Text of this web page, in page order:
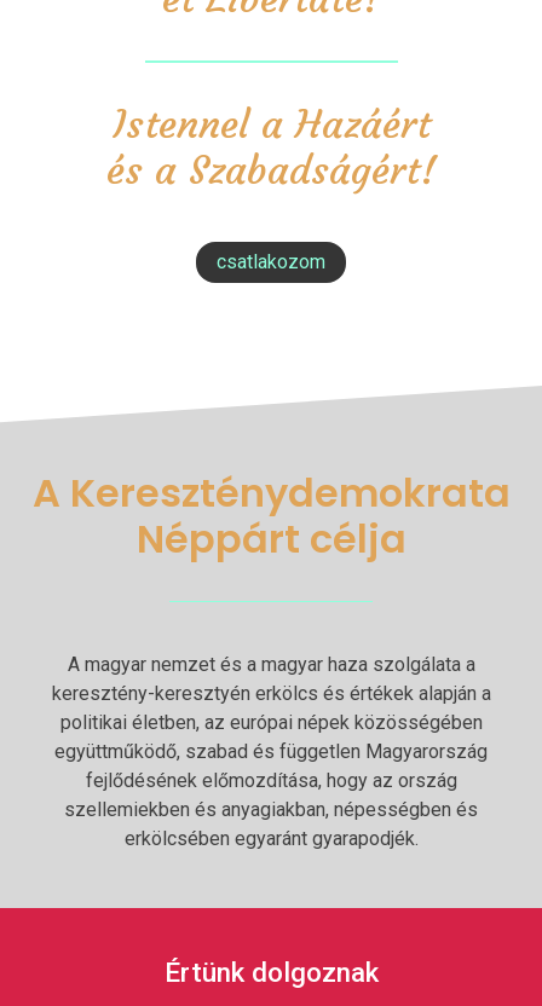
Istennel a Hazáért
és a Szabadságért!
csatlakozom
A Kereszténydemokrata
Néppárt célja
A magyar nemzet és a magyar haza szolgálata a
keresztény-keresztyén erkölcs és értékek alapján a
politikai életben, az európai népek közösségében
együttműködő, szabad és független Magyarország
fejlődésének előmozdítása, hogy az ország
szellemiekben és anyagiakban, népességben és
erkölcsében egyaránt gyarapodjék.
Értünk dolgoznak